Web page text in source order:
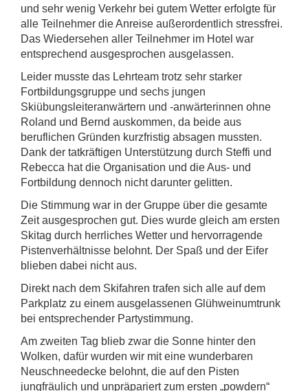
und sehr wenig Verkehr bei gutem Wetter erfolgte für
alle Teilnehmer die Anreise außerordentlich stressfrei.
Das Wiedersehen aller Teilnehmer im Hotel war
entsprechend ausgesprochen ausgelassen.
Leider musste das Lehrteam trotz sehr starker
Fortbildungsgruppe und sechs jungen
Skiübungsleiteranwärtern und -anwärterinnen ohne
Roland und Bernd auskommen, da beide aus
beruflichen Gründen kurzfristig absagen mussten.
Dank der tatkräftigen Unterstützung durch Steffi und
Rebecca hat die Organisation und die Aus- und
Fortbildung dennoch nicht darunter gelitten.
Die Stimmung war in der Gruppe über die gesamte
Zeit ausgesprochen gut. Dies wurde gleich am ersten
Skitag durch herrliches Wetter und hervorragende
Pistenverhältnisse belohnt. Der Spaß und der Eifer
blieben dabei nicht aus.
Direkt nach dem Skifahren trafen sich alle auf dem
Parkplatz zu einem ausgelassenen Glühweinumtrunk
bei entsprechender Partystimmung.
Am zweiten Tag blieb zwar die Sonne hinter den
Wolken, dafür wurden wir mit eine wunderbaren
Neuschneedecke belohnt, die auf den Pisten
jungfräulich und unpräpariert zum ersten „powdern“